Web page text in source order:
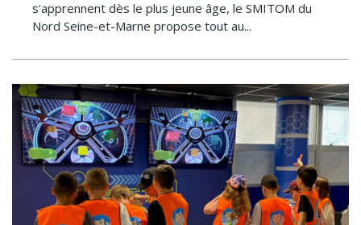
s’apprennent dès le plus jeune âge, le SMITOM du
Nord Seine-et-Marne propose tout au...